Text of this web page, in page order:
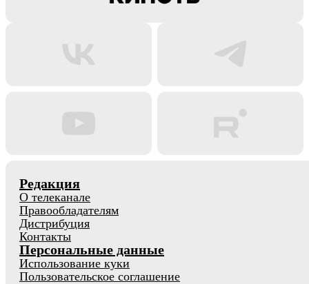
Редакция
О телеканале
Правообладателям
Дистрибуция
Контакты
Персональные данные
Использование куки
Пользовательское соглашение